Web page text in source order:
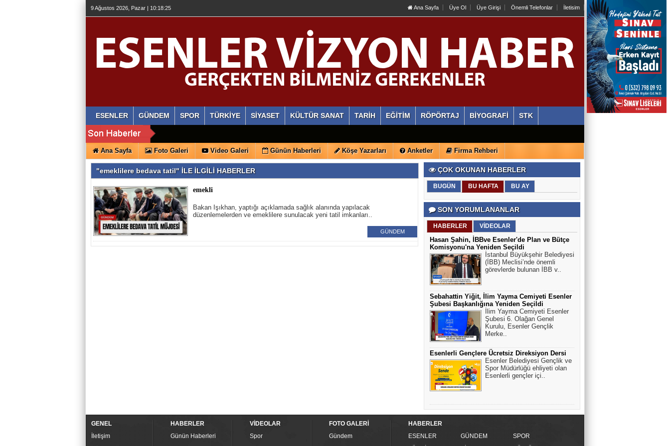
9 Ağustos 2026, Pazar | 10:18:26 Ana Sayfa Üye Ol Üye Girişi Önemli Telefonlar İletisim
ESENLER GÜNDEM SPOR TÜRKİYE SİYASET KÜLTÜR SANAT TARİH EĞİTİM RÖPÖRTAJ BİYOGRAFİ STK
Ana Sayfa Foto Galeri Video Galeri Günün Haberleri Köşe Yazarları Anketler Firma Rehberi
"emeklilere bedava tatil" İLE İLGİLİ HABERLER
emekli
Bakan Işıkhan, yaptığı açıklamada sağlık alanında yapılacak
düzenlemelerden ve emeklilere sunulacak yeni tatil imkanları..
GÜNDEM
ÇOK OKUNAN HABERLER
BUGÜN BU HAFTA BU AY
SON YORUMLANANLAR
HABERLER VİDEOLAR
Hasan Şahin, İBBve Esenler'de Plan ve Bütçe
Komisyonu'na Yeniden Seçildi
İstanbul Büyükşehir Belediyesi
(İBB) Meclisi’nde önemli
görevlerde bulunan İBB v..
Sebahattin Yiğit, İlim Yayma Cemiyeti Esenler
Şubesi Başkanlığına Yeniden Seçildi
İlim Yayma Cemiyeti Esenler
Şubesi 6. Olağan Genel
Kurulu, Esenler Gençlik
Merke..
Esenlerli Gençlere Ücretsiz Direksiyon Dersi
Esenler Belediyesi Gençlik ve
Spor Müdürlüğü ehliyeti olan
Esenlerli gençler içi..
GENEL
İletişim
HABERLER
Günün Haberleri
VİDEOLAR
Spor
FOTO GALERİ
Gündem
HABERLER
ESENLER
GÜNDEM
SPOR